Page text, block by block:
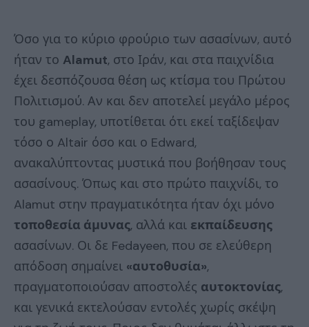
Όσο για το κύριο φρούριο των ασασίνων, αυτό
ήταν το Alamut, στο Ιράν, και στα παιχνίδια
έχει δεσπόζουσα θέση ως κτίσμα του Πρώτου
Πολιτισμού. Αν και δεν αποτελεί μεγάλο μέρος
του gameplay, υποτίθεται ότι εκεί ταξίδεψαν
τόσο ο Altair όσο και ο Edward,
ανακαλύπτοντας μυστικά που βοήθησαν τους
ασασίνους. Όπως και στο πρώτο παιχνίδι, το
Alamut στην πραγματικότητα ήταν όχι μόνο
τοποθεσία άμυνας, αλλά και εκπαίδευσης
ασασίνων. Οι δε Fedayeen, που σε ελεύθερη
απόδοση σημαίνει «αυτοθυσία»,
πραγματοποιούσαν αποστολές αυτοκτονίας,
και γενικά εκτελούσαν εντολές χωρίς σκέψη